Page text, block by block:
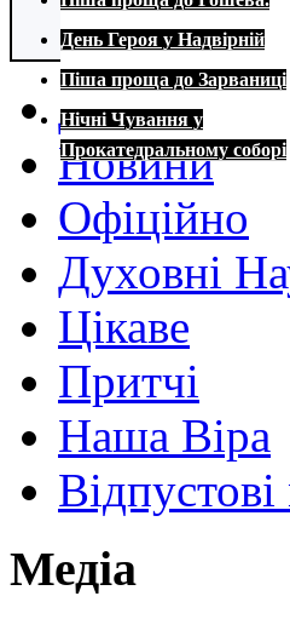
День Героя у Надвірній
Піша проща до Зарваниці
Нічні Чування у
Прокатедральному соборі
Домівка
Новини
Офіційно
Духовні
Цікаве
Притчі
Наша Віра
Медіа